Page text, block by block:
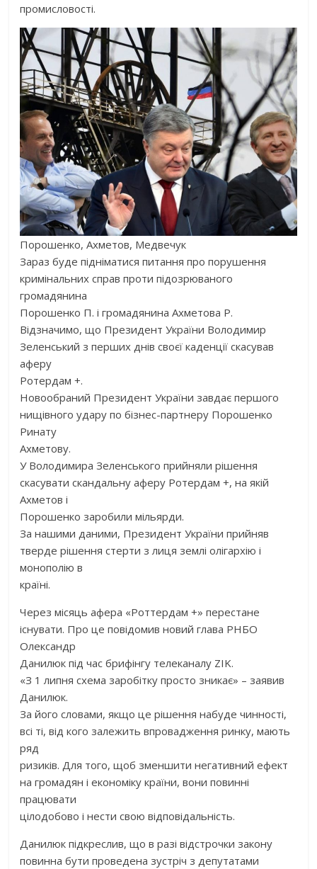
промисловості.
Порошенко, Ахметов, Медвечук
Зараз буде підніматися питання про порушення
кримінальних справ проти підозрюваного
громадянина
Порошенко П. і громадянина Ахметова Р.
Відзначимо, що Президент України Володимир
Зеленський з перших днів своєї каденції скасував
аферу
Ротердам +.
Новообраний Президент України завдає першого
нищівного удару по бізнес-партнеру Порошенко
Ринату
Ахметову.
У Володимира Зеленського прийняли рішення
скасувати скандальну аферу Ротердам +, на якій
Ахметов і
Порошенко заробили мільярди.
За нашими даними, Президент України прийняв
тверде рішення стерти з лиця землі олігархію і
монополію в
країні.
Через місяць афера «Роттердам +» перестане
існувати. Про це повідомив новий глава РНБО
Олександр
Данилюк під час брифінгу телеканалу ZIK.
«З 1 липня схема заробітку просто зникає» – заявив
Данилюк.
За його словами, якщо це рішення набуде чинності,
всі ті, від кого залежить впровадження ринку, мають
ряд
ризиків. Для того, щоб зменшити негативний ефект
на громадян і економіку країни, вони повинні
працювати
цілодобово і нести свою відповідальність.
Данилюк підкреслив, що в разі відстрочки закону
повинна бути проведена зустріч з депутатами